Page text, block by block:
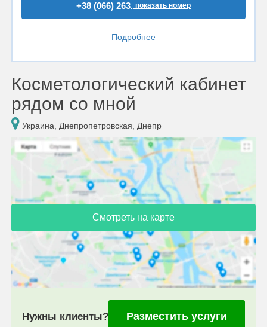
+38 (066) 263..показать номер
Подробнее
Косметологический кабинет
рядом со мной
Украина, Днепропетровская, Днепр
Смотреть на карте
Нужны клиенты? Разместить услуги